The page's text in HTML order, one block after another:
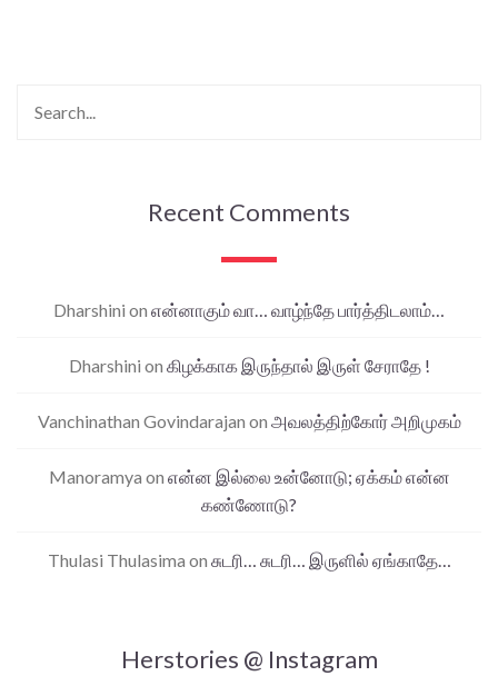
Recent Comments
Dharshini on என்னாகும் வா… வாழ்ந்தே பார்த்திடலாம்…
Dharshini on கிழக்காக இருந்தால் இருள் சேராதே !
Vanchinathan Govindarajan on அவலத்திற்கோர் அறிமுகம்
Manoramya on என்ன இல்லை உன்னோடு; ஏக்கம் என்ன
கண்ணோடு?
Thulasi Thulasima on சுடரி… சுடரி… இருளில் ஏங்காதே…
Herstories @ Instagram